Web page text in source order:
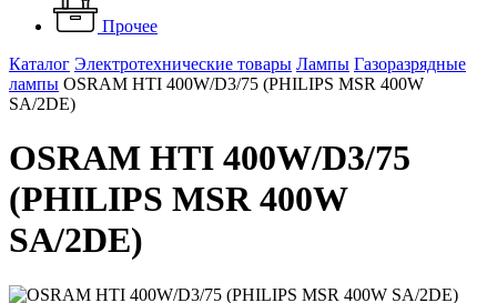
Прочее
Каталог Электротехнические товары Лампы Газоразрядные
лампы OSRAM HTI 400W/D3/75 (PHILIPS MSR 400W
SA/2DE)
OSRAM HTI 400W/D3/75
(PHILIPS MSR 400W
SA/2DE)